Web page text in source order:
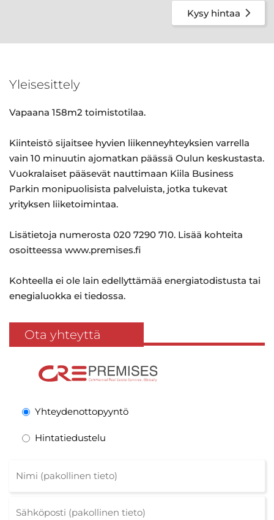
Kysy hintaa
Yleisesittely
Vapaana 158m2 toimistotilaa.
Kiinteistö sijaitsee hyvien liikenneyhteyksien varrella
vain 10 minuutin ajomatkan päässä Oulun keskustasta.
Vuokralaiset pääsevät nauttimaan Kiila Business
Parkin monipuolisista palveluista, jotka tukevat
yrityksen liiketoimintaa.
Lisätietoja numerosta 020 7290 710. Lisää kohteita
osoitteessa www.premises.fi
Kohteella ei ole lain edellyttämää energiatodistusta tai
enegialuokka ei tiedossa.
Ota yhteyttä
Yhteydenottopyyntö
Hintatiedustelu